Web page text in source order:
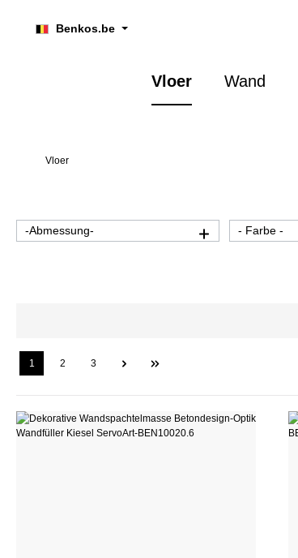
Benkos.be
Vloer Wand
Vloer
-Abmessung- - Farbe -
1 2 3